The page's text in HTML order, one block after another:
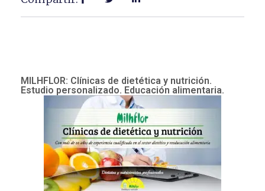
MILHFLOR: Clínicas de dietética y nutrición.
Estudio personalizado. Educación alimentaria.